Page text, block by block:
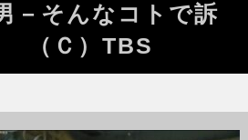
－そんなコトで訴
（Ｃ）TBS